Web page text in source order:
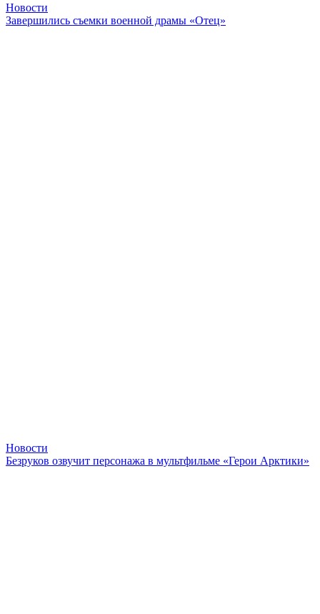
Новости
Завершились съемки военной драмы «Отец»
Новости
Безруков озвучит персонажа в мультфильме «Герои Арктики»